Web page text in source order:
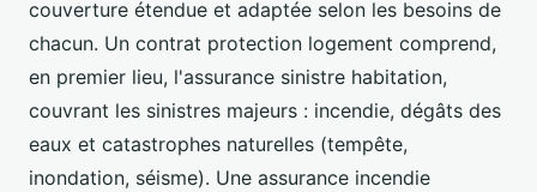
couverture étendue et adaptée selon les besoins de
chacun. Un contrat protection logement comprend,
en premier lieu, l'assurance sinistre habitation,
couvrant les sinistres majeurs : incendie, dégâts des
eaux et catastrophes naturelles (tempête,
inondation, séisme). Une assurance incendie